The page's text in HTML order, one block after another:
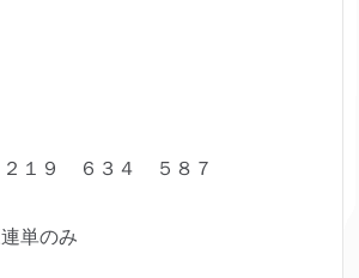
１９ ６３４ ５８７
単のみ